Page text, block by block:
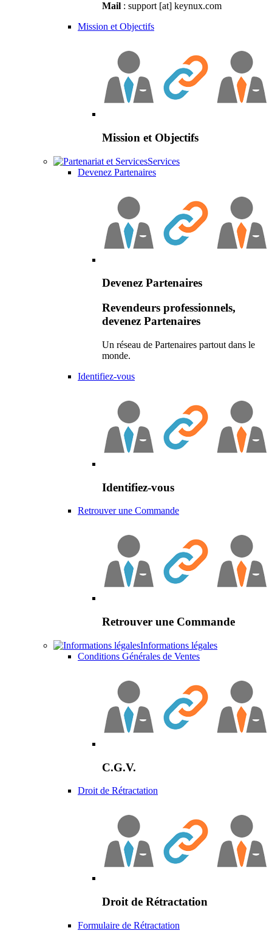
Mail : support [at] keynux.com
Mission et Objectifs
Mission et Objectifs
Services
Devenez Partenaires
Devenez Partenaires
Revendeurs professionnels,
devenez Partenaires
Un réseau de Partenaires partout dans le
monde.
Identifiez-vous
Identifiez-vous
Retrouver une Commande
Retrouver une Commande
Informations légales
Conditions Générales de Ventes
C.G.V.
Droit de Rétractation
Droit de Rétractation
Formulaire de Rétractation